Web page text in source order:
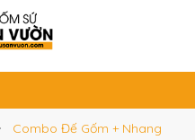
Combo Đế Gốm + Nhang